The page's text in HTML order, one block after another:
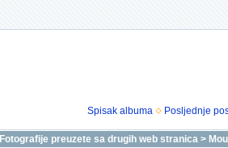
Spisak albuma
Posljednje
Fotografije preuzete sa drugih web stranica >